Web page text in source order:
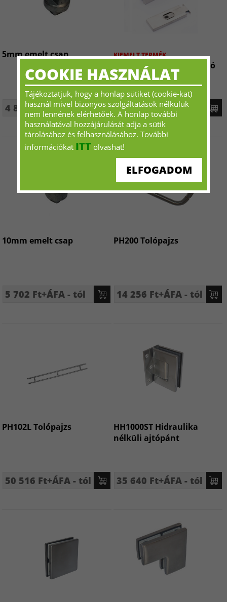
5mm emelt csap
4 897 Ft+ÁFA - tól
KIEMELT TERMÉK
HF1100S Hidraulikus alsó
forgáspont
39 270 Ft+ÁFA - tól
10mm emelt csap
5 702 Ft+ÁFA - tól
PH200 Tolópajzs
14 256 Ft+ÁFA - tól
PH102L Tolópajzs
50 516 Ft+ÁFA - tól
HH1000ST Hidraulika
nélküli ajtópánt
35 640 Ft+ÁFA - tól
COOKIE HASZNÁLAT
Tájékoztatjuk, hogy a honlap sütiket (cookie-kat)
használ mivel bizonyos szolgáltatások nélkülük
nem lennének elérhetőek. A honlap további
használatával hozzájárulását adja a sütik
tárolásához és felhasználásához. További
információkat ITT olvashat!
ELFOGADOM